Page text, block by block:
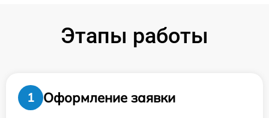
Этапы работы
1
Оформление заявки